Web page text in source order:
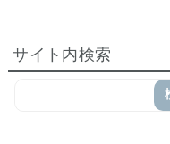
サイト内検索